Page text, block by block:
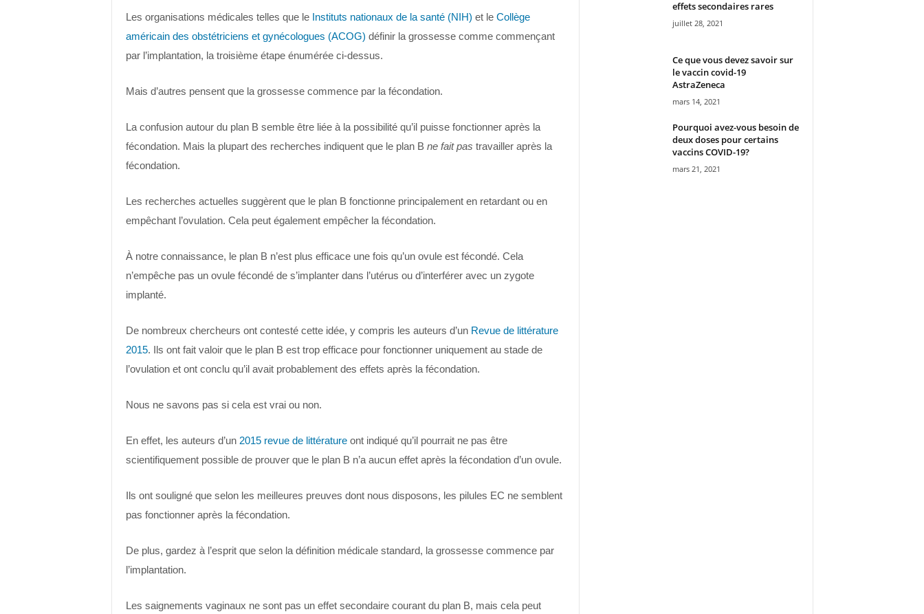
Les organisations médicales telles que le Instituts nationaux de la santé (NIH) et le Collège
américain des obstétriciens et gynécologues (ACOG) définir la grossesse comme commençant
par l’implantation, la troisième étape énumérée ci-dessus.
Mais d’autres pensent que la grossesse commence par la fécondation.
La confusion autour du plan B semble être liée à la possibilité qu’il puisse fonctionner après la
fécondation. Mais la plupart des recherches indiquent que le plan B ne fait pas travailler après la
fécondation.
Les recherches actuelles suggèrent que le plan B fonctionne principalement en retardant ou en
empêchant l’ovulation. Cela peut également empêcher la fécondation.
À notre connaissance, le plan B n’est plus efficace une fois qu’un ovule est fécondé. Cela
n’empêche pas un ovule fécondé de s’implanter dans l’utérus ou d’interférer avec un zygote
implanté.
De nombreux chercheurs ont contesté cette idée, y compris les auteurs d’un Revue de littérature
2015. Ils ont fait valoir que le plan B est trop efficace pour fonctionner uniquement au stade de
l’ovulation et ont conclu qu’il avait probablement des effets après la fécondation.
Nous ne savons pas si cela est vrai ou non.
En effet, les auteurs d’un 2015revue de littératureont indiqué qu’il pourrait ne pas être
scientifiquement possible de prouver que le plan B n’a aucun effet après la fécondation d’un ovule.
Ils ont souligné que selon les meilleures preuves dont nous disposons, les pilules EC ne semblent
pas fonctionner après la fécondation.
De plus, gardez à l’esprit que selon la définition médicale standard, la grossesse commence par
l’implantation.
Les saignements vaginaux ne sont pas un effet secondaire courant du plan B, mais cela peut
effets secondaires rares
juillet 28, 2021
Ce que vous devez savoir sur
le vaccin covid-19
AstraZeneca
mars 14, 2021
Pourquoi avez-vous besoin de
deux doses pour certains
vaccins COVID-19?
mars 21, 2021